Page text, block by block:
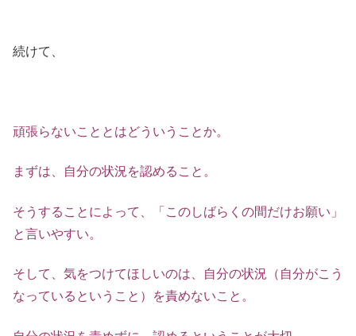
続けて、
頑張らないこととはどういうことか。
まずは、自分の状況を認めること。
そうすることによって、「このしばらくの間だけお願い」
と言いやすい。
そして、気をつけてほしいのは、自分の状況（自分がこう
なっているということ）を責めないこと。